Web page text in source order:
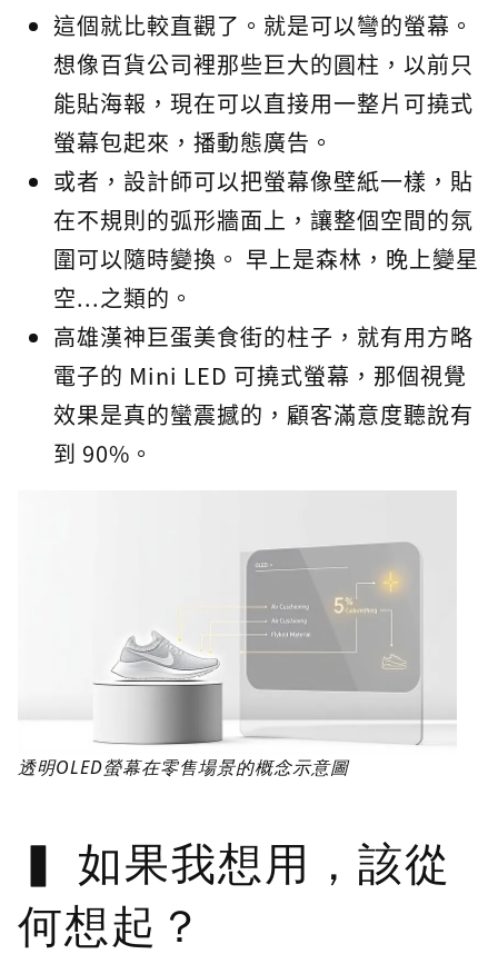
這個就比較直觀了。就是可以彎的螢幕。
想像百貨公司裡那些巨大的圓柱，以前只
能貼海報，現在可以直接用一整片可撓式
螢幕包起來，播動態廣告。
或者，設計師可以把螢幕像壁紙一樣，貼
在不規則的弧形牆面上，讓整個空間的氛
圍可以隨時變換。 早上是森林，晚上變星
空...之類的。
高雄漢神巨蛋美食街的柱子，就有用方略
電子的 Mini LED 可撓式螢幕，那個視覺
效果是真的蠻震撼的，顧客滿意度聽說有
到 90%。
透明OLED螢幕在零售場景的概念示意圖
如果我想用，該從
何想起？